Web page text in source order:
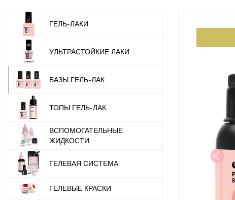
ГЕЛЬ-ЛАКИ
УЛЬТРАСТОЙКИЕ ЛАКИ
БАЗЫ ГЕЛЬ-ЛАК
ТОПЫ ГЕЛЬ-ЛАК
ВСПОМОГАТЕЛЬНЫЕ
ЖИДКОСТИ
ГЕЛЕВАЯ СИСТЕМА
ГЕЛЕВЫЕ КРАСКИ